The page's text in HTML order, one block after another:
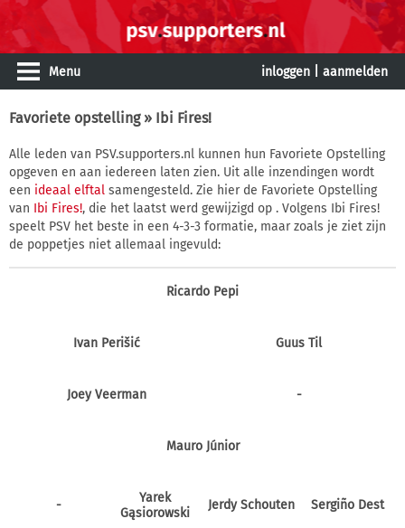
Menu inloggen aanmelden
Favoriete opstelling» Ibi Fires!
Alle leden van PSV.supporters.nl kunnen hun Favoriete Opstelling
opgeven en aan iedereen laten zien. Uit alle inzendingen wordt
een ideaal elftal samengesteld. Zie hier de Favoriete Opstelling
van Ibi Fires!, die het laatst werd gewijzigd op . Volgens Ibi Fires!
speelt PSV het beste in een 4-3-3 formatie, maar zoals je ziet zijn
de poppetjes niet allemaal ingevuld:
Ricardo Pepi
Ivan Perišić Guus Til
Joey Veerman -
Mauro Júnior
-
Yarek
Gąsiorowski
Jerdy Schouten Sergiño Dest